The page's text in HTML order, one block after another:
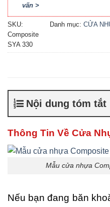
vấn >
SKU:
Composite
SYA 330
Danh mục: CỬA
Nội dung tóm tắt
Thông Tin Về Cửa
Mẫu cửa nhựa
Nếu bạn đang băn